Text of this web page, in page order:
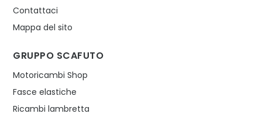
Contattaci
Mappa del sito
GRUPPO SCAFUTO
Motoricambi Shop
Fasce elastiche
Ricambi lambretta